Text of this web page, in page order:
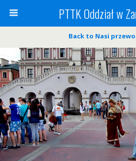
PTTK Oddział w
Back to Nasi